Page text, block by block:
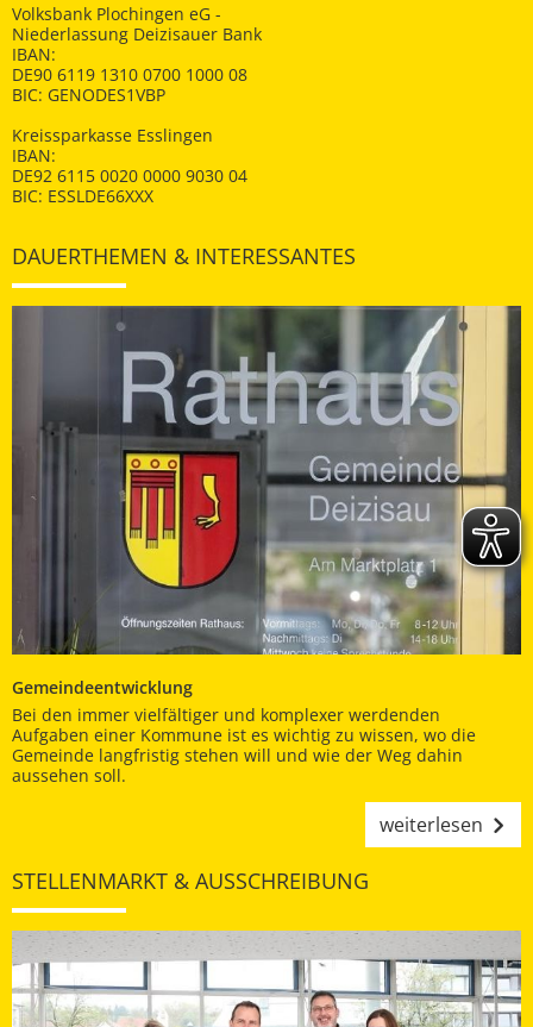
Volksbank Plochingen eG -
Niederlassung Deizisauer Bank
IBAN:
DE90 6119 1310 0700 1000 08
BIC: GENODES1VBP
Kreissparkasse Esslingen
IBAN:
DE92 6115 0020 0000 9030 04
BIC: ESSLDE66XXX
DAUERTHEMEN & INTERESSANTES
Gemeindeentwicklung
Bei den immer vielfältiger und komplexer werdenden
Aufgaben einer Kommune ist es wichtig zu wissen, wo die
Gemeinde langfristig stehen will und wie der Weg dahin
aussehen soll.
weiterlesen
STELLENMARKT & AUSSCHREIBUNG